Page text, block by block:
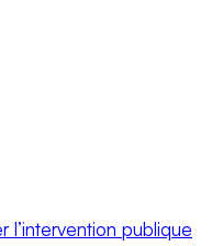
l’intervention publique